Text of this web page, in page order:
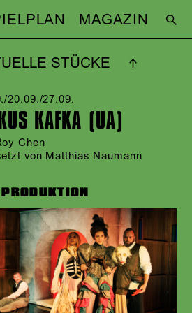
MAGAZIN
STÜCKE
​20.09./​27.09.​
KAFKA (UA)
Chen
von Matthias Naumann